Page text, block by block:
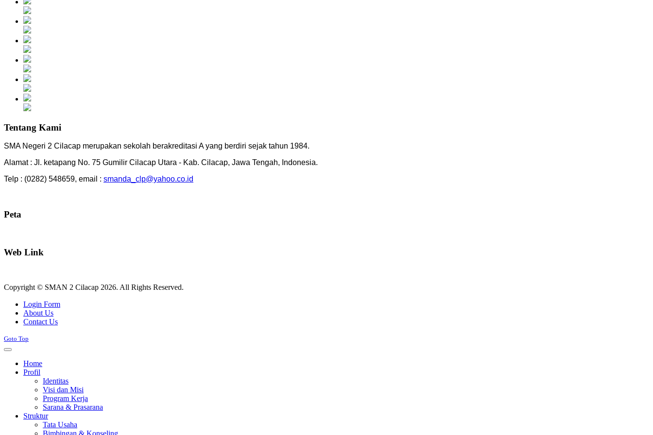
Tentang Kami
SMA Negeri 2 Cilacap merupakan sekolah berakreditasi A yang berdiri sejak tahun 1984.
Alamat : Jl. ketapang No. 75 Gumilir Cilacap Utara - Kab. Cilacap, Jawa Tengah, Indonesia.
Telp : (0282) 548659, email : smanda_clp@yahoo.co.id
Peta
Web Link
Copyright © SMAN 2 Cilacap 2026. All Rights Reserved.
Login Form
About Us
Contact Us
Goto Top
Home
Profil
Identitas
Visi dan Misi
Program Kerja
Sarana & Prasarana
Struktur
Tata Usaha